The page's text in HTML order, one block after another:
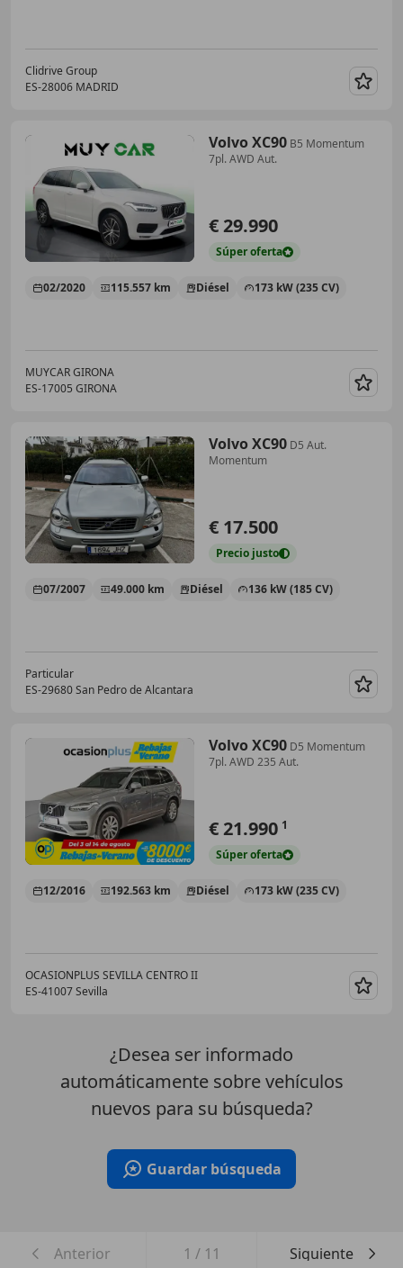
Clidrive Group
ES-28006 MADRID
Volvo XC90 B5 Momentum
7pl. AWD Aut.
€ 29.990
Súperoferta
02/2020 115.557 km Diésel 173 kW (235 CV)
MUYCAR GIRONA
ES-17005 GIRONA
Volvo XC90 D5 Aut.
Momentum
€ 17.500
Precio justo
07/2007 49.000 km Diésel 136 kW (185 CV)
Particular
ES-29680 San Pedro de Alcantara
Volvo XC90 D5 Momentum
7pl. AWD 235 Aut.
€ 21.990 1
Súperoferta
12/2016 192.563 km Diésel 173 kW (235 CV)
OCASIONPLUS SEVILLA CENTRO II
ES-41007 Sevilla
¿Desea ser informado
automáticamente sobre vehículos
nuevos para su búsqueda?
Guardar búsqueda
Anterior 1 / 11 Siguiente